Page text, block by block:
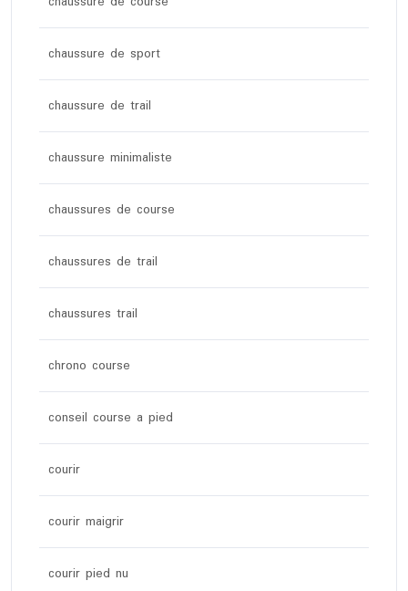
chaussure de sport
chaussure de trail
chaussure minimaliste
chaussures de course
chaussures de trail
chaussures trail
chrono course
conseil course a pied
courir
courir maigrir
courir pied nu